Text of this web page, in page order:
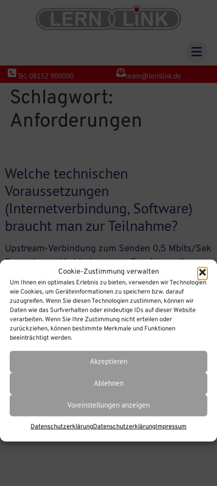
Cookie-Zustimmung verwalten
Um Ihnen ein optimales Erlebnis zu bieten, verwenden wir Technologien
wie Cookies, um Geräteinformationen zu speichern bzw. darauf
zuzugreifen. Wenn Sie diesen Technologien zustimmen, können wir
Daten wie das Surfverhalten oder eindeutige IDs auf dieser Website
verarbeiten. Wenn Sie Ihre Zustimmung nicht erteilen oder
zurückziehen, können bestimmte Merkmale und Funktionen
beeinträchtigt werden.
Akzeptieren
Ablehnen
Voreinstellungen anzeigen
DatenschutzerklärungDatenschutzerklärungImpressum
Tel. 08152 909090 team@lernlink.de
Schlagwort:
Anforderungen
Welche technischen
Voraussetzungen
(Internetverbindung, Software)
braucht man zur Teilnahme?
Upstream-Verbindung zum Senden 0,5 Mbits/Sek
Downstream-Verbindung zum Empfangen 1
Mbits/Sek keine Installation von Software
notwendig aktueller Browser z.B. Firefox, Google
Chrome oder Microsoft Edge Unterstützung des
WebRTC-Protokolls im Browser (ggf.
Sicherheitseinstellungen prüfen) iOS-Geräte
können genutzt werden, wobei es zu temporären
Funktionseinschränkungen durch Apple-Updates
kommen kann.